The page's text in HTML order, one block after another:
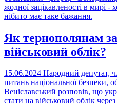
жодної зацікавленості в мирі -
нібито має таке бажання.
Як тернополянам
військовий облік?
15.06.2024 Народний депутат,
питань національної безпеки,
Веніславський розповів, що
стати на військовий облік